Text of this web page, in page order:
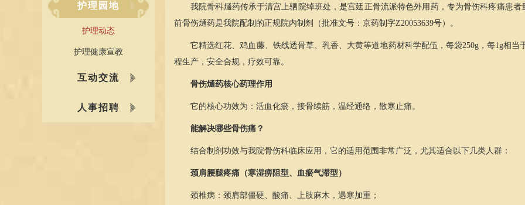
护理园地
护理动态
护理健康宣教
互动交流
人事招聘
我院骨科熥药传承于清宫上驷院绰班处，是宫廷正骨流派特色外用药，专为骨伤科疼痛患
前骨伤熥药是我院配制的正规院内制剂（批准文号：京药制字Z20053639号）。
它精选红花、鸡血藤、铁线透骨草、乳香、大黄等道地药材科学配伍，每袋250g，每1g相
程生产，安全合规，疗效可靠。
骨伤熥药核心药理作用
它的核心功效为：活血化瘀，接骨续筋，温经通络，散寒止痛。
能解决哪些骨伤痛？
结合制剂功效与我院骨伤科临床应用，它的适用范围非常广泛，尤其适合以下几类人群：
颈肩腰腿疼痛 （寒湿痹阻型、血瘀气滞型）
颈椎病：颈肩部僵硬、酸痛、上肢麻木，遇寒加重；